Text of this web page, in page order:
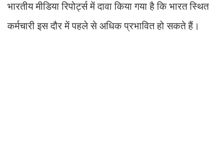
भारतीय मीडिया रिपोर्ट्स में दावा किया गया है कि भारत स्थित
कर्मचारी इस दौर में पहले से अधिक प्रभावित हो सकते हैं।